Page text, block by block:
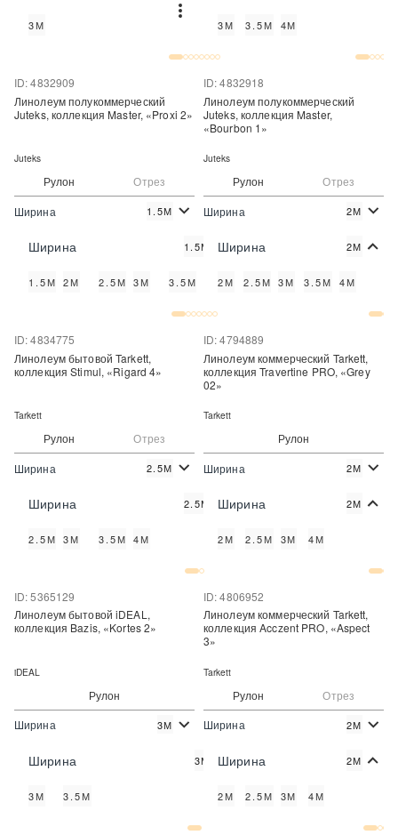
3М 3М 3.5М 4М
Рулон Отрез
ID: 4832909
Цена:
Линолеум полукоммерческий
Juteks, коллекция Master, «Proxi 2»
Juteks
Ширина 1.5М
Ширина 1.5М
1.5М 2М 2.5М 3М 3.5М 4М
Рулон Отрез
ID: 4832918
Цена:
Линолеум полукоммерческий
Juteks, коллекция Master,
«Bourbon 1»
Juteks
Ширина 2М
Ширина 2М
2М 2.5М 3М 3.5М 4М
Рулон Отрез
ID: 4834775
Цена:
Линолеум бытовой Tarkett,
коллекция Stimul, «Rigard 4»
Tarkett
Ширина 2.5М
Ширина 2.5М
2.5М 3М 3.5М 4М
Рулон
ID: 4794889
Цена:
Линолеум коммерческий Tarkett,
коллекция Travertine PRO, «Grey
02»
Tarkett
Ширина 2М
Ширина 2М
2М 2.5М 3М 4М
Рулон
ID: 5365129
Цена:
Линолеум бытовой iDEAL,
коллекция Bazis, «Kortes 2»
iDEAL
Ширина 3М
Ширина 3М
3М 3.5М
Рулон Отрез
ID: 4806952
Цена:
Линолеум коммерческий Tarkett,
коллекция Acczent PRO, «Aspect
3»
Tarkett
Ширина 2М
Ширина 2М
2М 2.5М 3М 4М